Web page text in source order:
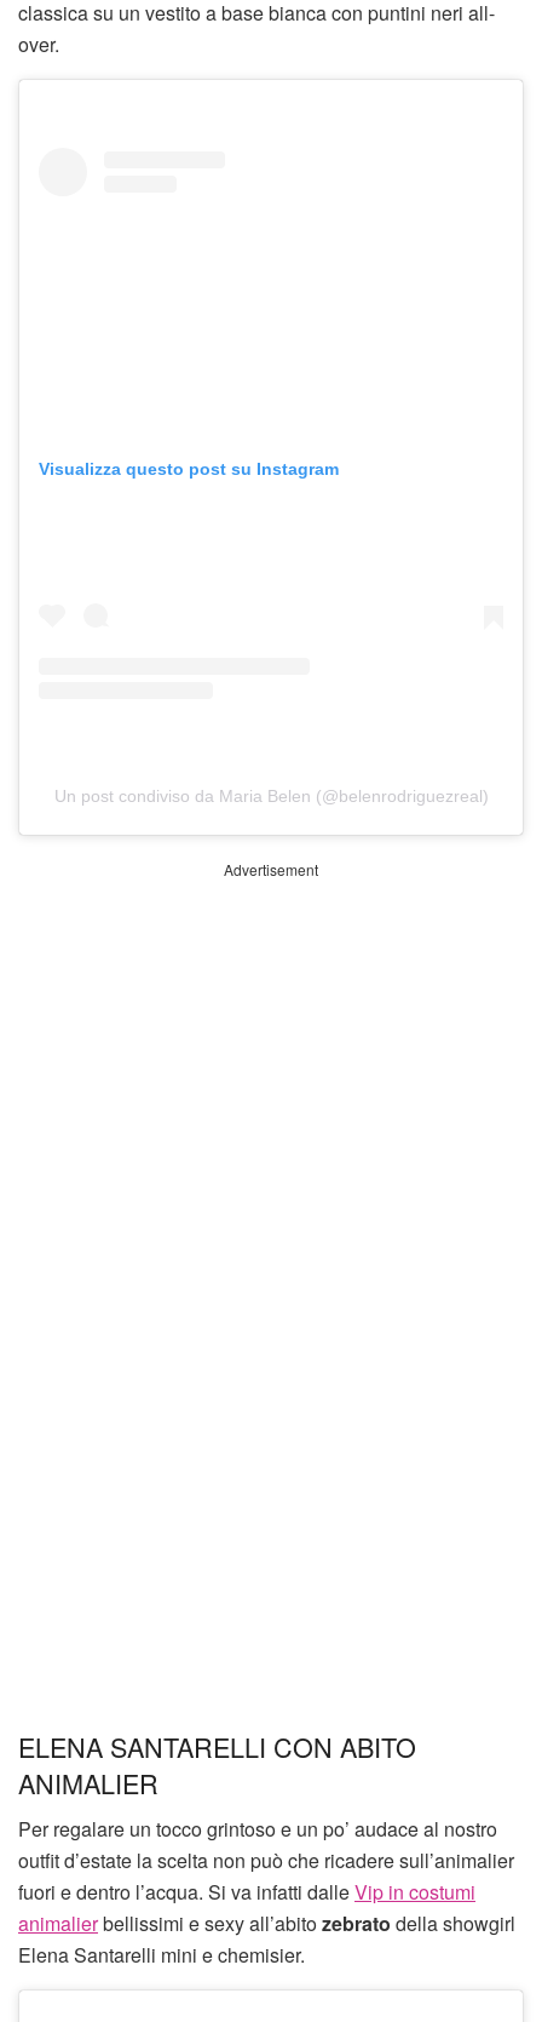
classica su un vestito a base bianca con puntini neri all-
over.
Visualizza questo post su Instagram
Un post condiviso da Maria Belen (@belenrodriguezreal)
Advertisement
ELENA SANTARELLI CON ABITO
ANIMALIER
Per regalare un tocco grintoso e un po’ audace al nostro
outfit d’estate la scelta non può che ricadere sull’animalier
fuori e dentro l’acqua. Si va infatti dalleVip in costumi
animalierbellissimi e sexy all’abitozebrato della showgirl
Elena Santarelli mini e chemisier.